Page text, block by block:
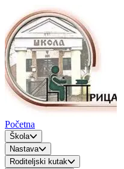
Početna
Škola
Nastava
Roditeljski kutak